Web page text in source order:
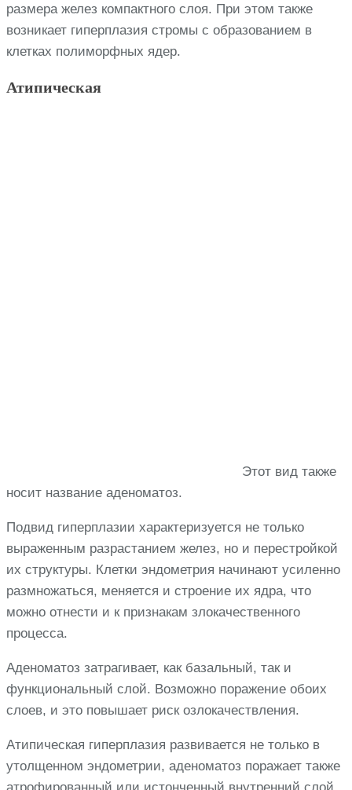
размера желез компактного слоя. При этом также
возникает гиперплазия стромы с образованием в
клетках полиморфных ядер.
Атипическая
Этот вид также
носит название аденоматоз.
Подвид гиперплазии характеризуется не только
выраженным разрастанием желез, но и перестройкой
их структуры. Клетки эндометрия начинают усиленно
размножаться, меняется и строение их ядра, что
можно отнести и к признакам злокачественного
процесса.
Аденоматоз затрагивает, как базальный, так и
функциональный слой. Возможно поражение обоих
слоев, и это повышает риск озлокачествления.
Атипическая гиперплазия развивается не только в
утолщенном эндометрии, аденоматоз поражает также